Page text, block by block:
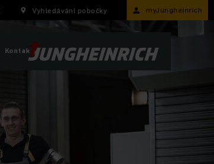
Vyhledávání pobočky myJungheinrich
Kontakty